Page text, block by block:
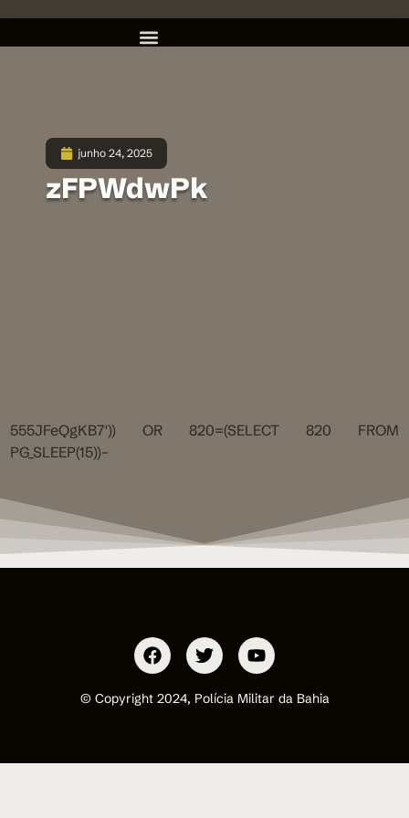
junho 24, 2025
zFPWdwPk
555JFeQgKB7′)) OR 820=(SELECT 820 FROM
PG_SLEEP(15))–
© Copyright 2024, Polícia Militar da Bahia